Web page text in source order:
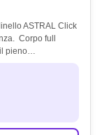
ASTRAL Click
Corpo full
il pieno…